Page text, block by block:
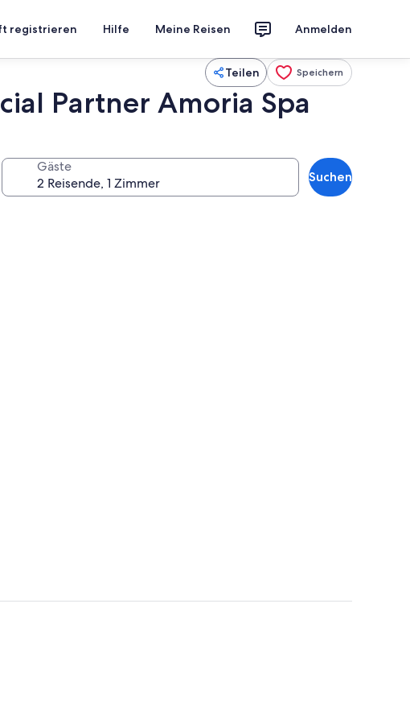
registrieren Hilfe Meine Reisen Anmelden
Teilen Speichern
Partner Amoria Spa
Gäste
Suchen